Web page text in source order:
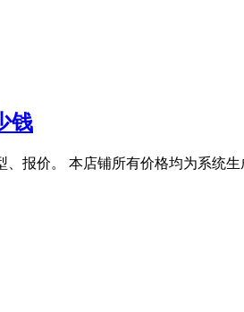
钱
报价。 本店铺所有价格均为系统生